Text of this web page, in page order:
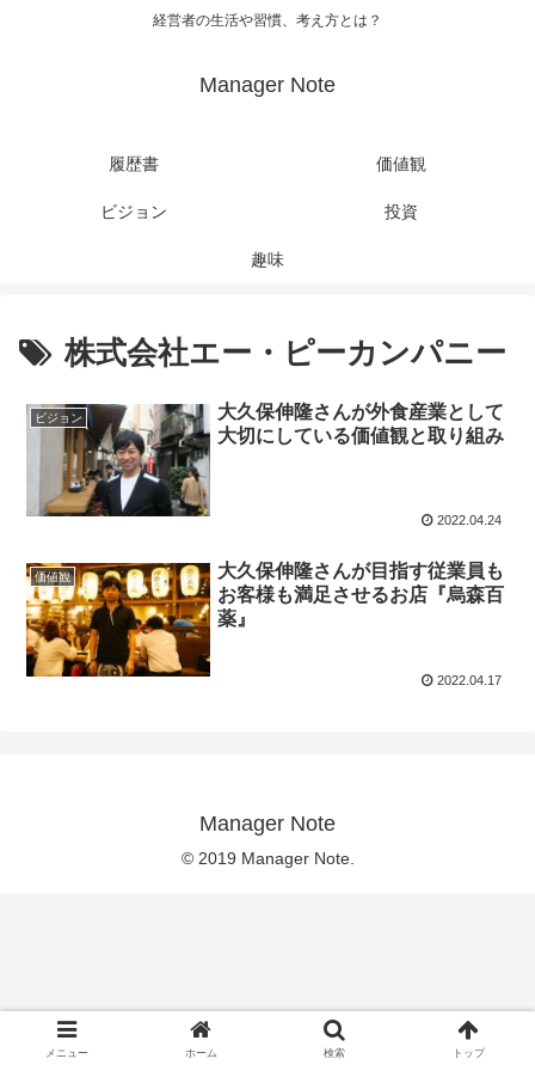
経営者の生活や習慣、考え方とは？
Manager Note
履歴書 価値観
ビジョン 投資
趣味
株式会社エー・ピーカンパニー
ビジョン
大久保伸隆さんが外食産業として
大切にしている価値観と取り組み
2022.04.24
価値観
大久保伸隆さんが目指す従業員も
お客様も満足させるお店『烏森百
薬』
2022.04.17
Manager Note
© 2019 Manager Note.
メニュー ホーム 検索 トップ